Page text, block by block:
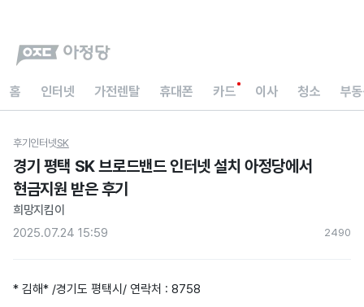
홈 인터넷 가전렌탈 휴대폰 카드 이사 청소 부
후기 인터넷SK
경기 평택 SK 브로드밴드 인터넷 설치 아정당에서
현금지원 받은 후기
희망지킴이
2025.07.24 15:59
2490
* 김해* /경기도 평택시/ 연락처 : 8758